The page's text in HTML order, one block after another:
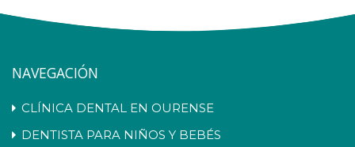
NAVEGACIÓN
CLÍNICA DENTAL EN OURENSE
DENTISTA PARA NIÑOS Y BEBÉS